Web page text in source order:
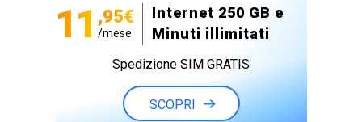
11 ,95€
/mese
Internet 250 GB e
Minuti illimitati
Spedizione SIM GRATIS
SCOPRI